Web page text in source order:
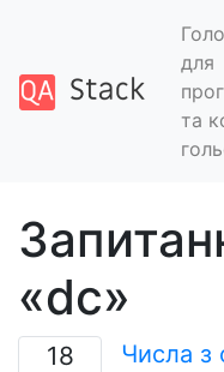
для
та
«dc»
18 Числа з